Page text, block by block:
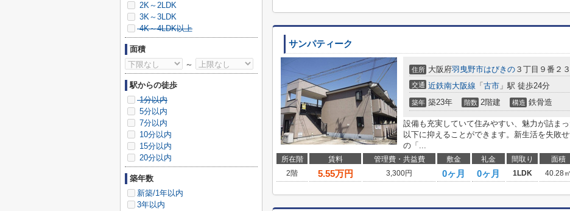
サンパティーク
住所 大阪府羽曳野市はびきの ３丁目９番２３
交通 近鉄南大阪線 「 古市 」駅 徒歩24分
築年 築23年 階数 2階建 構造 鉄骨造
設備も充実していて住みやすい、魅力が詰ま
以下に抑えることができます。新生活を失敗
の「...
所在階 賃料 管理費・共益費 敷金 礼金 間取り 面積
2階
5.55万円 3,300円 0ヶ月 0ヶ月 1LDK 40.28㎡
2K～2LDK
3K～3LDK
4K～4LDK以上
面積
～
駅からの徒歩
1分以内
5分以内
7分以内
10分以内
15分以内
20分以内
築年数
新築/1年以内
3年以内